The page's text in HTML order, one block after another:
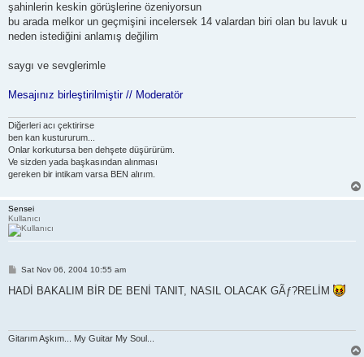
şahinlerin keskin görüşlerine özeniyorsun
bu arada melkor un geçmişini incelersek 14 valardan biri olan bu lavuk u
neden istediğini anlamış değilim
saygı ve sevglerimle
Mesajınız birleştirilmiştir // Moderatör
Diğerleri acı çektirirse
ben kan kustururum...
Onlar korkutursa ben dehşete düşürürüm.
Ve sizden yada başkasından alınması
gereken bir intikam varsa BEN alırım.
Sensei
Kullanıcı
P
s
Sat Nov 06, 2004 10:55 am
HADİ BAKALIM BİR DE BENİ TANIT, NASIL OLACAK GÃƒ?RELİM
Gitarım Aşkım... My Guitar My Soul...